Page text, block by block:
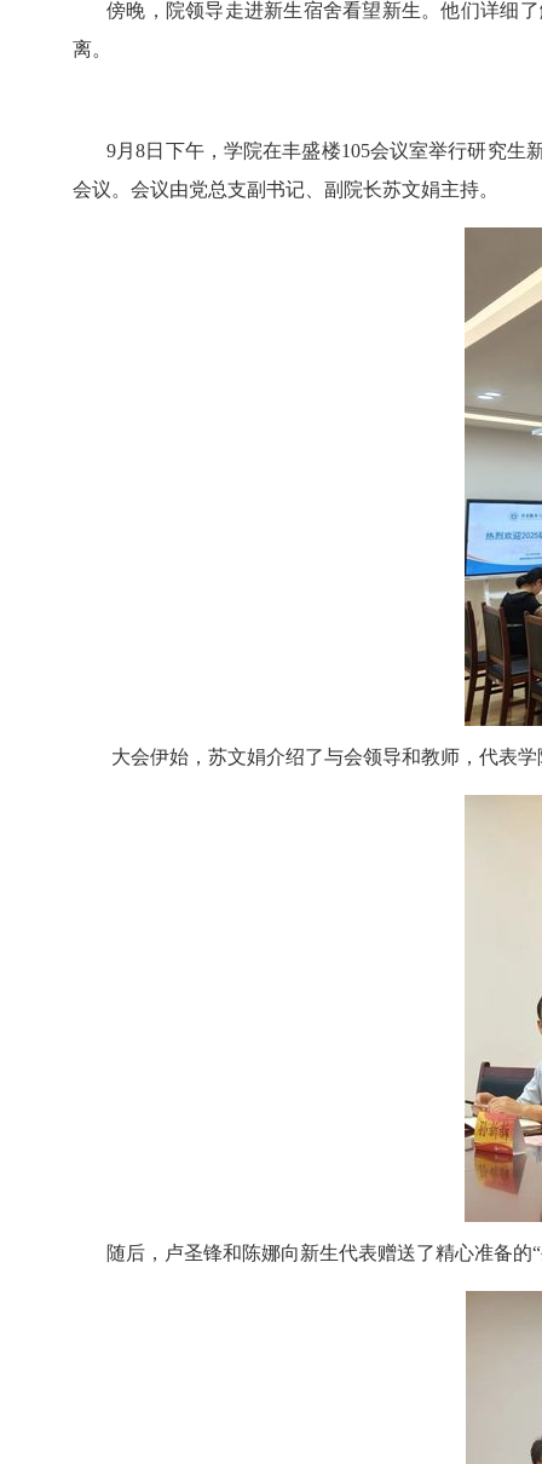
傍晚，院领导走进新生宿舍看望新生。他们详细
离。
9月8日下午，学院在丰盛楼105会议室举行研究生
会议。会议由党总支副书记、副院长苏文娟主持。
大会伊始，苏文娟介绍了与会领导和教师，代表
随后，卢圣锋和陈娜向新生代表赠送了精心准备的“